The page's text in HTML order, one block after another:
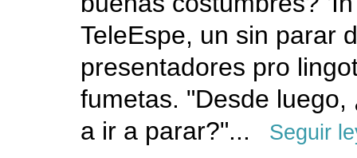
TeleEspe, un sin parar
presentadores pro
fumetas. "Desde
a ir a parar?"...
Seguir